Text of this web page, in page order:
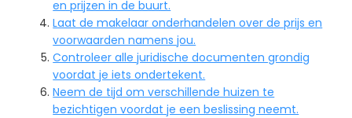
en prijzen in de buurt.
Laat de makelaar onderhandelen over de prijs en
voorwaarden namens jou.
Controleer alle juridische documenten grondig
voordat je iets ondertekent.
Neem de tijd om verschillende huizen te
bezichtigen voordat je een beslissing neemt.